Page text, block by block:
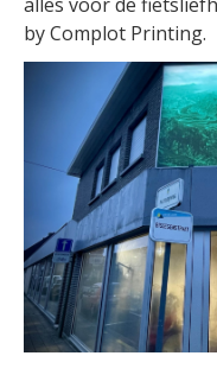
by Complot Printing.